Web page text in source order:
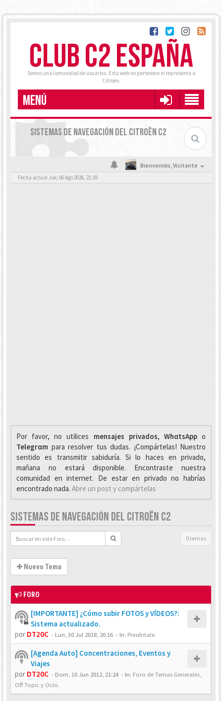
CLUB C2 ESPAÑA
Somos una comunidad de usuarios. Esta web no pertenece ni representa a
Citroën.
MENÚ
SISTEMAS DE NAVEGACIÓN DEL CITROËN C2
Bienvenido,Visitante
Fecha actual Jue, 06 Ago 2026, 21:59
Por favor, no utilices mensajes privados, WhαtsAppo
Telegrαm para resolver tus dudas. ¡Compártelas! Nuestro
sentido es transmitir sabiduría. Si lo haces en privado,
mañana no estará disponible. Encontraste nuestra
comunidad en internet. De estar en privado no habrías
encontrado nada. Abre un post y compártelas
SISTEMAS DE NAVEGACIÓN DEL CITROËN C2
0 temas
Nuevo Tema
FORO
[IMPORTANTE] ¿Cómo subir FOTOS y VÍDEOS?:
Sistema actualizado.
por DT20C - Lun, 30 Jul 2018, 20:16 - In: Preséntate.
[Agenda Auto] Concentraciones, Eventos y
Viajes
por DT20C - Dom, 10 Jun 2012, 21:24 - In: Foro de Temas Generales,
Off Topic y Ocio.